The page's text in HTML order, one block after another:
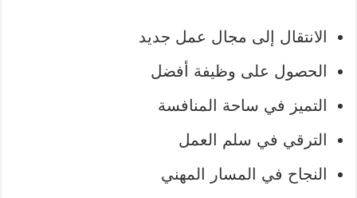
الانتقال إلى مجال عمل جديد
الحصول على وظيفة أفضل
التميز في ساحة المنافسة
الترقي في سلم العمل
النجاح في المسار المهني